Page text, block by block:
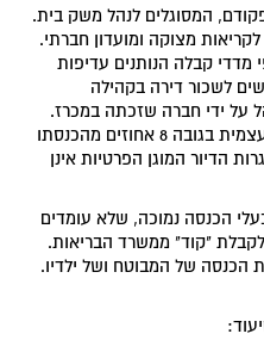
המסוגלים לנהל משק בית.
מצוקה ומועדון חברתי.
מדדי קבלה הנותנים עדיפות
לשכור דירה בקהילה
על ידי חברה שזכתה במכרז.
הקשיש מחויב בתשלום השתתפות עצמית בגובה 8 אחוזים מהכנסתו
הדיור המוגן הפרטיות אינן
הכנסה נמוכה, שלא עומדים
לקבלת "קוד" ממשרד הבריאות.
הכנסה של המבוטח ושל ילדיו.